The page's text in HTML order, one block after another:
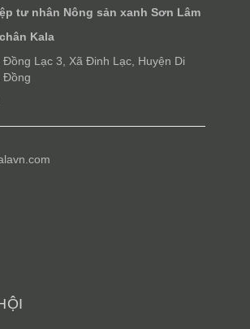
tư nhân Nông sản xanh Sơn Lâm
Kala
Đồng Lạc 3, Xã Đinh Lạc, Huyện Di
Đồng